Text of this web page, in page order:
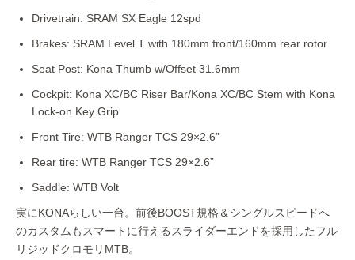
Drivetrain: SRAM SX Eagle 12spd
Brakes: SRAM Level T with 180mm front/160mm rear rotor
Seat Post: Kona Thumb w/Offset 31.6mm
Cockpit: Kona XC/BC Riser Bar/Kona XC/BC Stem with Kona
Lock-on Key Grip
Front Tire: WTB Ranger TCS 29×2.6”
Rear tire: WTB Ranger TCS 29×2.6”
Saddle: WTB Volt
実にKONAらしい一台。前後BOOST規格＆シングルスピードへ
のカスタムもスマートに行えるスライダーエンドを採用したフル
リジッドクロモリMTB。